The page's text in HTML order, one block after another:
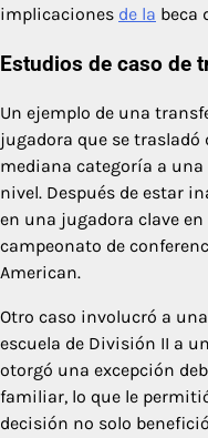
implicaciones de la beca
Estudios de caso de
Un ejemplo de una
jugadora que se
mediana categoría a
nivel. Después de estar
en una jugadora clave
campeonato de
American.
Otro caso involucró a
escuela de División II a
otorgó una excepción
familiar, lo que le
decisión no solo